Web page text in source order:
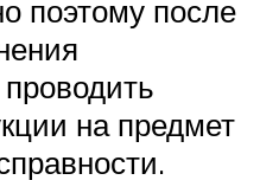
поэтому после
на предмет